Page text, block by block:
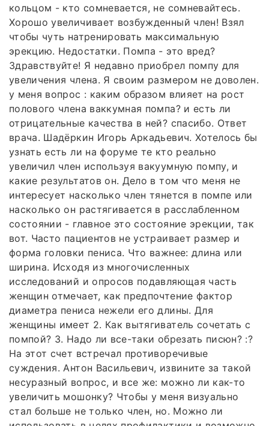
кольцом - кто сомневается, не сомневайтесь.
Хорошо увеличивает возбужденный член! Взял
чтобы чуть натренировать максимальную
эрекцию. Недостатки. Помпа - это вред?
Здравствуйте! Я недавно приобрел помпу для
увеличения члена. Я своим размером не доволен.
у меня вопрос : каким образом влияет на рост
полового члена ваккумная помпа? и есть ли
отрицательные качества в ней? спасибо. Ответ
врача. Шадёркин Игорь Аркадьевич. Хотелось бы
узнать есть ли на форуме те кто реально
увеличил член используя вакуумную помпу, и
какие результатов он. Дело в том что меня не
интересует насколько член тянется в помпе или
насколько он растягивается в расслабленном
состоянии - главное это состояние эрекции, так
вот. Часто пациентов не устраивает размер и
форма головки пениса. Что важнее: длина или
ширина. Исходя из многочисленных
исследований и опросов подавляющая часть
женщин отмечает, как предпочтение фактор
диаметра пениса нежели его длины. Для
женщины имеет 2. Как вытягиватель сочетать с
помпой? 3. Надо ли все-таки обрезать писюн? :?
На этот счет встречал противоречивые
суждения. Антон Васильевич, извините за такой
несуразный вопрос, и все же: можно ли как-то
увеличить мошонку? Чтобы у меня визуально
стал больше не только член, но. Можно ли